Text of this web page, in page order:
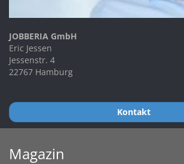
JOBBERIA GmbH
Eric Jessen
Jessenstr. 4
22767 Hamburg
Kontakt
Magazin